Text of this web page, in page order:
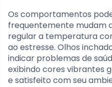
Os comportamentos
frequentemente mudam
regular a temperatura
ao estresse. Olhos
indicar problemas de
exibindo cores vibrantes
e satisfeito com seu